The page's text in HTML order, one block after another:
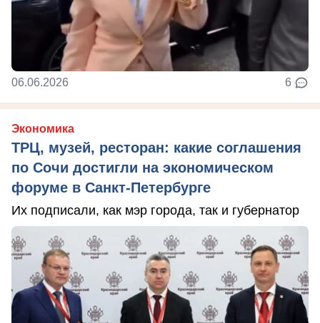
06.06.2026 6
Экономика
ТРЦ, музей, ресторан: какие соглашения
по Сочи достигли на экономическом
форуме в Санкт-Петербурге
Их подписали, как мэр города, так и губернатор